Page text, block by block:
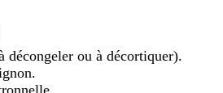
décongeler ou à décortiquer).